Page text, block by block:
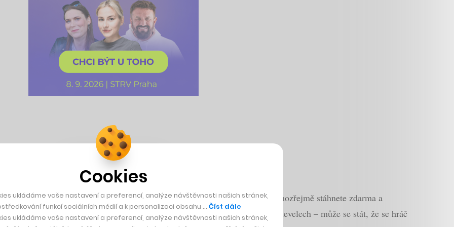
Lidé jeho vázy kupují za tisíce
revenue (v korunách) za každý den! Hru jako takovou si samozřejmě stáhnete zdarma a
verze bez reklam za cenu $1.99 (
50 Kč ). Jelikož jde o hru založenou na levelech – může se stát, že se hráč
Cookies
ukládáme vaše nastavení a preferencí, analýze návštěvnosti našich stránek,
funkcí sociálních médií a k personalizaci obsahu … Číst dále
ukládáme vaše nastavení a preferencí, analýze návštěvnosti našich stránek,